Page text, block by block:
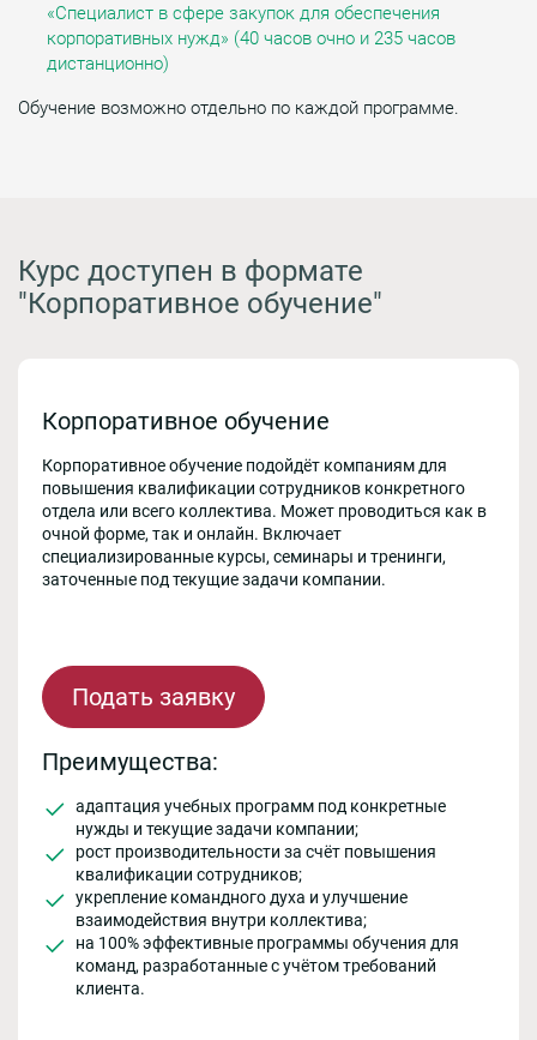
«Специалист в сфере закупок для обеспечения
корпоративных нужд» (40 часов очно и 235 часов
дистанционно)
Обучение возможно отдельно по каждой программе.
Курс доступен в формате
"Корпоративное обучение"
Корпоративное обучение
Корпоративное обучение подойдёт компаниям для
повышения квалификации сотрудников конкретного
отдела или всего коллектива. Может проводиться как в
очной форме, так и онлайн. Включает
специализированные курсы, семинары и тренинги,
заточенные под текущие задачи компании.
Подать заявку
Преимущества:
адаптация учебных программ под конкретные
нужды и текущие задачи компании;
рост производительности за счёт повышения
квалификации сотрудников;
укрепление командного духа и улучшение
взаимодействия внутри коллектива;
на 100% эффективные программы обучения для
команд, разработанные с учётом требований
клиента.